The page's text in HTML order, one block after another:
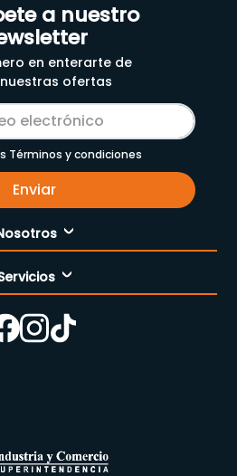
a nuestro
en enterarte de
ofertas
Términos y condiciones
Enviar
empresa
comprar
tiendas
y condiciones
Enfermería